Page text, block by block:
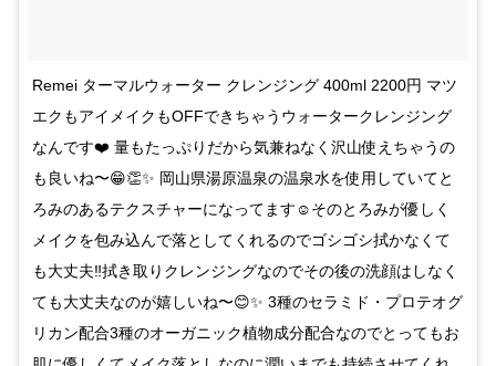
Remei ターマルウォーター クレンジング 400ml 2200円 マツ
エクもアイメイクもOFFできちゃうウォータークレンジング
なんです❤️ 量もたっぷりだから気兼ねなく沢山使えちゃうの
も良いね〜😁👏✨ 岡山県湯原温泉の温泉水を使用していてと
ろみのあるテクスチャーになってます☺️そのとろみが優しく
メイクを包み込んで落としてくれるのでゴシゴシ拭かなくて
も大丈夫‼️拭き取りクレンジングなのでその後の洗顔はしなく
ても大丈夫なのが嬉しいね〜😊✨ 3種のセラミド・プロテオグ
リカン配合3種のオーガニック植物成分配合なのでとってもお